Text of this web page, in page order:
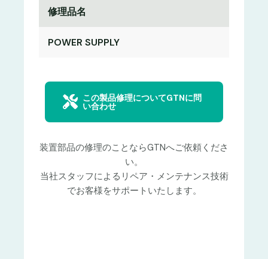
修理品名
POWER SUPPLY
この製品修理についてGTNに問
い合わせ
装置部品の修理のことならGTNへご依頼くださ
い。
当社スタッフによるリペア・メンテナンス技術
でお客様をサポートいたします。